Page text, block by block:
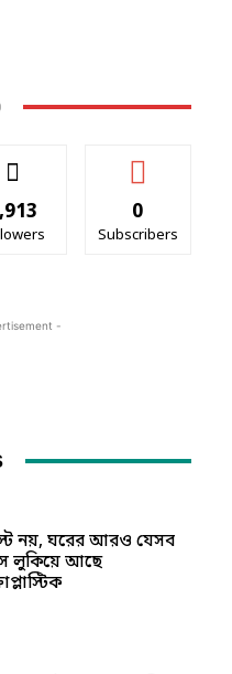
0
Subscribers
-
নয়, ঘরের আরও যেসব
লুকিয়ে আছে